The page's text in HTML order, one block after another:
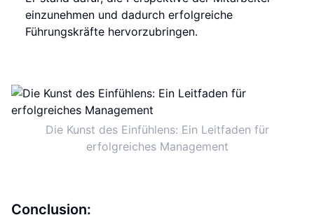
einzunehmen und dadurch erfolgreiche
Führungskräfte hervorzubringen.
Die Kunst des Einfühlens: Ein Leitfaden für
erfolgreiches Management
Conclusion: